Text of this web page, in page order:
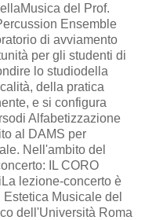
del Prof.
Ensemble
di avviamento
per gli studenti di
lo studiodella
della pratica
e si configura
Alfabetizzazione
al DAMS per
Nell'ambito del
IL CORO
lezione-concerto è
Musicale del
dell'Università Roma